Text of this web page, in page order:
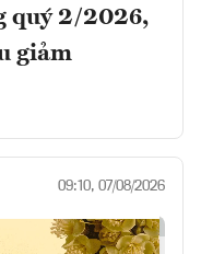
quý 2/2026,
giảm
09:10, 07/08/2026